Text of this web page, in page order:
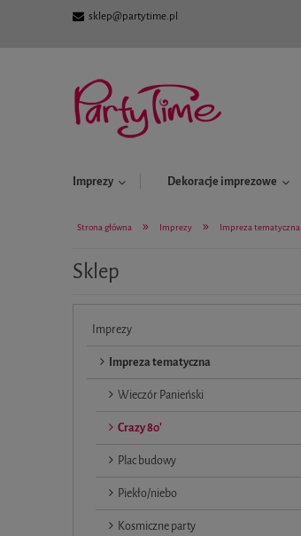
sklep@partytime.pl
Imprezy Dekoracje imprezowe
Strona główna » Imprezy » Impreza tematyczna
Sklep
Imprezy
Impreza tematyczna
Wieczór Panieński
Crazy 80'
Plac budowy
Piekło/niebo
Kosmiczne party